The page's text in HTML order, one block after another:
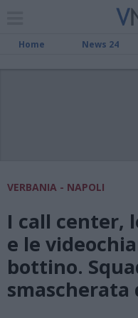
Home News 24
VERBANIA - NAPOLI
I call center,
e le
bottino.
smascherata